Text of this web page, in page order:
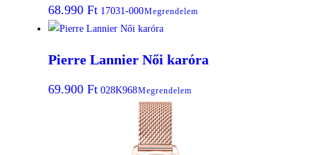
68.990 Ft 17031-000Megrendelem
Pierre Lannier Női karóra
69.900 Ft 028K968Megrendelem